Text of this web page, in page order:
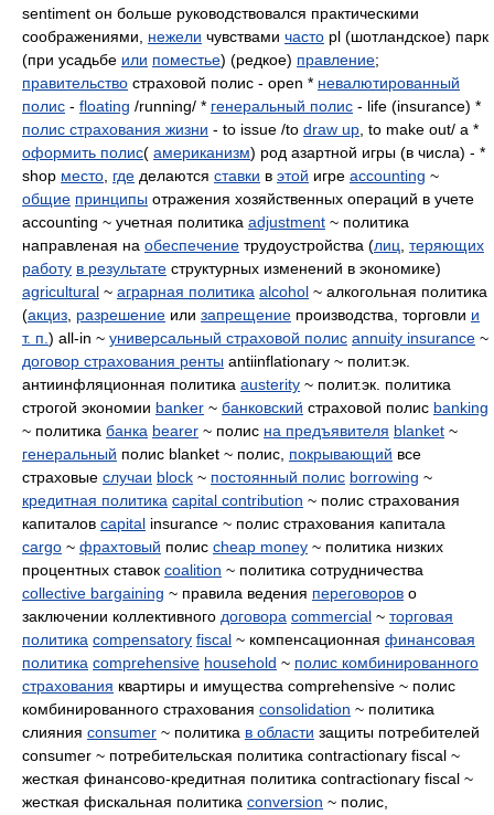
sentiment он больше руководствовался практическими
соображениями, нежели чувствами часто pl (шотландское) парк
(при усадьбе или поместье) (редкое) правление;
правительство страховой полис - open * невалютированный
полис - floating /running/ * генеральный полис - life (insurance) *
полис страхования жизни - to issue /to draw up , to make out/ a *
оформить полис( американизм) род азартной игры (в числа) - *
shop место где делаются ставки в этой игре accounting ~
общие принципы отражения хозяйственных операций в учете
accounting ~ учетная политика adjustment ~ политика
направленая на обеспечение трудоустройства (лиц теряющих
работу в результате структурных изменений в экономике)
agricultural ~ аграрная политика alcohol ~ алкогольная политика
(акциз разрешение или запрещение производства, торговли и
т. п. ) all-in ~ универсальный страховой полис annuity insurance ~
договор страхования ренты antiinflationary ~ полит.эк.
антиинфляционная политика austerity ~ полит.эк. политика
строгой экономии banker ~ банковский страховой полис banking
~ политика банка bearer ~ полис на предъявителя blanket ~
генеральный полис blanket ~ полис, покрывающий все
страховые случаи block ~ постоянный полис borrowing ~
кредитная политика capital contribution ~ полис страхования
капиталов capital insurance ~ полис страхования капитала
cargo ~ фрахтовый полис cheap money ~ политика низких
процентных ставок coalition ~ политика сотрудничества
collective bargaining ~ правила ведения переговоров о
заключении коллективного договора commercial ~ торговая
политика compensatory fiscal ~ компенсационная финансовая
политика comprehensive household ~ полис комбинированного
страхования квартиры и имущества comprehensive ~ полис
комбинированного страхования consolidation ~ политика
слияния consumer ~ политика в области защиты потребителей
consumer ~ потребительская политика contractionary fiscal ~
жесткая финансово-кредитная политика contractionary fiscal ~
жесткая фискальная политика conversion ~ полис,